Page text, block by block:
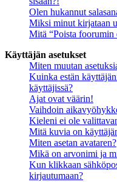
Olen hukannut
Miksi minut kirjataan
Mitä “Poista foorumin
Käyttäjän asetukset
Miten muutan
Kuinka estän
käyttäjissä?
Ajat ovat väärin!
Vaihdoin
Kieleni ei ole
Mitä kuvia on
Miten asetan avataren?
Mikä on arvonimi ja
Kun klikkaan
kirjautumaan?